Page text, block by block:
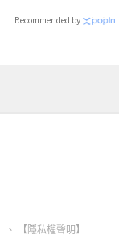
Recommended by
、 【隱私權聲明】